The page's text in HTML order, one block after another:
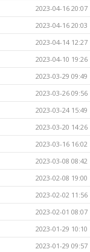
2023-04-16 20:07
2023-04-16 20:03
2023-04-14 12:27
2023-04-10 19:26
2023-03-29 09:49
2023-03-26 09:56
2023-03-24 15:49
2023-03-20 14:26
2023-03-16 16:02
2023-03-08 08:42
2023-02-08 19:00
2023-02-02 11:56
2023-02-01 08:07
2023-01-29 10:10
2023-01-29 09:57